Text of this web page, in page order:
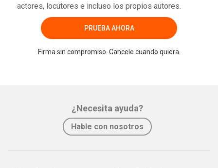
actores, locutores e incluso los propios autores.
PRUEBA AHORA
Firma sin compromiso. Cancele cuando quiera.
¿Necesita ayuda?
Hable con nosotros